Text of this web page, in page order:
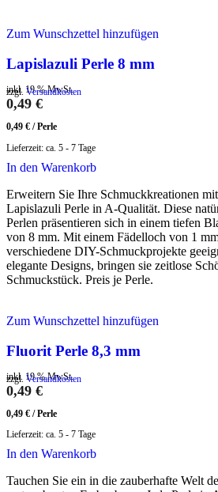
Zum Wunschzettel hinzufügen
Lapislazuli Perle 8 mm
inkl. 19 % MwSt.
zzgl. Versandkosten
0,49 €
0,49 € /Perle
Lieferzeit: ca. 5 - 7 Tage
In den Warenkorb
Erweitern Sie Ihre Schmuckkreationen
Lapislazuli Perle in A-Qualität. Diese
Perlen präsentieren sich in einem tiefen
von 8 mm. Mit einem Fädelloch von 1
verschiedene DIY-Schmuckprojekte
elegante Designs, bringen sie zeitlose
Schmuckstück. Preis je Perle.
Zum Wunschzettel hinzufügen
Fluorit Perle 8,3 mm
inkl. 19 % MwSt.
zzgl. Versandkosten
0,49 €
0,49 € /Perle
Lieferzeit: ca. 5 - 7 Tage
In den Warenkorb
Tauchen Sie ein in die zauberhafte Welt